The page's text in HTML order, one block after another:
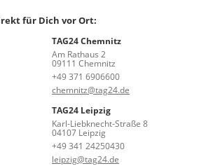
für Dich vor Ort:
TAG24 Chemnitz
Am Rathaus 2
09111 Chemnitz
+49 371 6906600
chemnitz@tag24.de
TAG24 Leipzig
Karl-Liebknecht-Straße 8
04107 Leipzig
+49 341 24250430
leipzig@tag24.de